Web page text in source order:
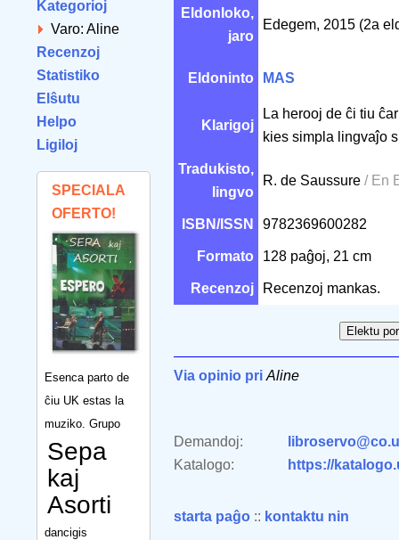
Kategorioj
Varo: Aline
Recenzoj
Statistiko
Elŝutu
Helpo
Ligiloj
SPECIALA
OFERTO!
Esenca parto de
ĉiu UK estas la
muziko. Grupo
Sepa
kaj
Asorti
dancigis
Eldonloko,
jaro
Edegem, 2015 (2a
Eldoninto MAS
Klarigoj
La herooj de ĉi tiu
kies simpla lingvaĵo
Tradukisto,
lingvo
R. de Saussure / En
ISBN/ISSN 9782369600282
Formato 128 paĝoj, 21 cm
Recenzoj Recenzoj mankas.
Via opinio pri Aline
Demandoj:
Katalogo:
https://
starta paĝo :: kontaktu nin